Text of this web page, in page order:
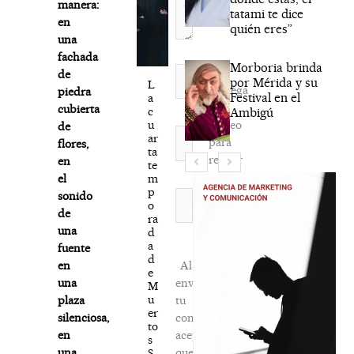
manera:
en
una
fachada
de
piedra
cubierta
de
flores,
en
el
sonido
de
una
fuente
en
una
plaza
silenciosa,
en
L
a
c
u
ar
ta
te
m
p
o
ra
d
a
d
e
M
u
er
to
s
Nombre*
Correo
electrónico*
Agréga
mi
correo
para
recibir
newsletter
Al
enviar
tu
comentario,
aceptas
tatami te dice
quién eres”
Morboria brinda
por Mérida y su
Festival en el
Ambigú